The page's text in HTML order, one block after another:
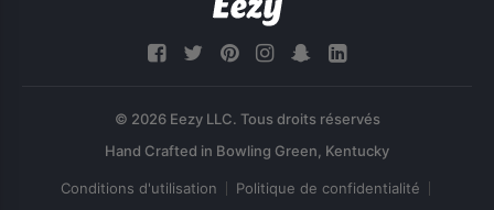
© 2026 Eezy LLC. Tous droits réservés
Conditions d'utilisation Politique de confidentialité